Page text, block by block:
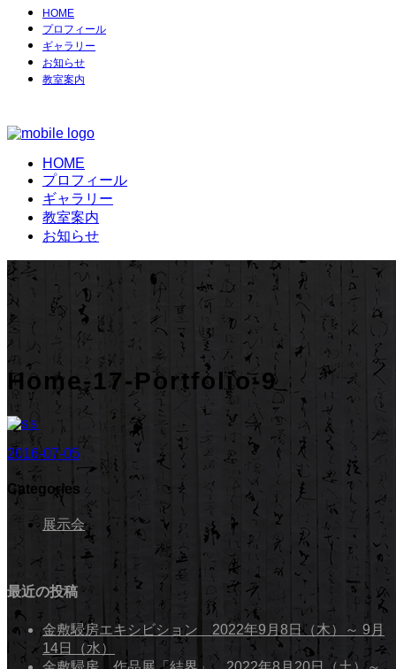
HOME
プロフィール
ギャラリー
お知らせ
教室案内
HOME
プロフィール
ギャラリー
教室案内
お知らせ
Home-17-Portfolio-9
2016-07-05
Categories
展示会
最近の投稿
金敷駸房エキシビション 2022年9月8日（木）～ 9月
14日（水）